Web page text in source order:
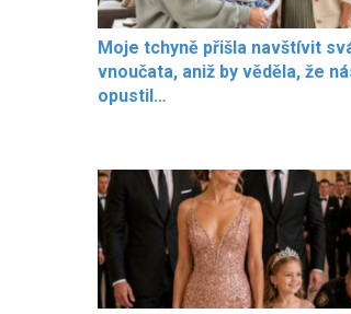
Moje tchyně přišla navštívit
vnoučata, aniž by věděla, že
opustil…